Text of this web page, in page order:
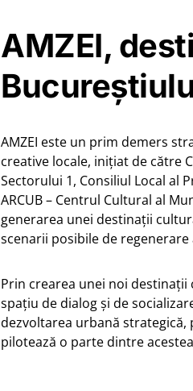
AMZEI,
AMZEI este un prim demers
creative locale, inițiat de către
Sectorului 1, Consiliul Local al
ARCUB – Centrul Cultural al
generarea unei destinații
scenarii posibile de regenerare
Prin crearea unei noi destinații
spațiu de dialog și de
dezvoltarea urbană
pilotează o parte dintre